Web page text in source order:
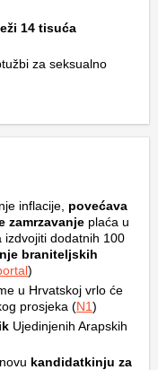
14 tisuća
za seksualno
inflacije, povećava
zamrzavanje plaća u
izdvojiti dodatnih 100
braniteljskih
)
u Hrvatskoj vrlo će
prosjeka (N1)
Ujedinjenih Arapskih
kandidatkinju za